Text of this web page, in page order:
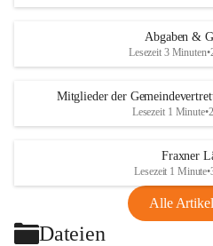
Abgaben &
Lesezeit 3 Minuten•
Mitglieder der
Lesezeit 1 Minute•
Fraxner
Lesezeit 1 Minute•
Alle Artikel
Dateien